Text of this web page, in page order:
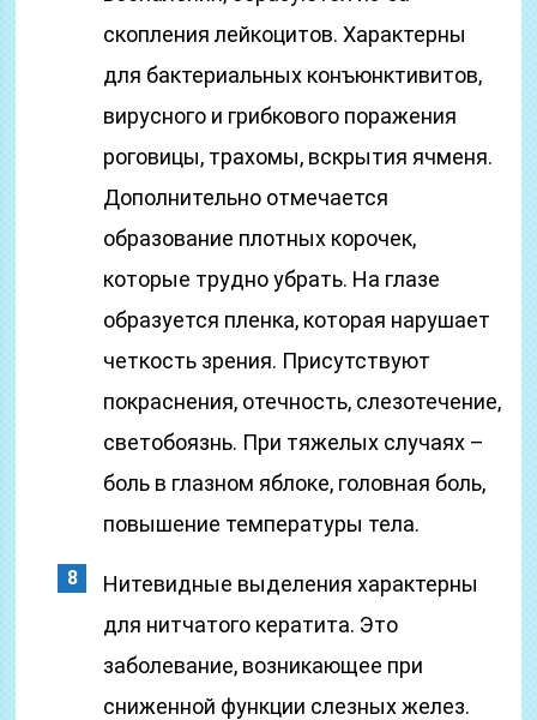
скопления лейкоцитов. Характерны
для бактериальных конъюнктивитов,
вирусного и грибкового поражения
роговицы, трахомы, вскрытия ячменя.
Дополнительно отмечается
образование плотных корочек,
которые трудно убрать. На глазе
образуется пленка, которая нарушает
четкость зрения. Присутствуют
покраснения, отечность, слезотечение,
светобоязнь. При тяжелых случаях –
боль в глазном яблоке, головная боль,
повышение температуры тела.
Нитевидные выделения характерны
для нитчатого кератита. Это
заболевание, возникающее при
сниженной функции слезных желез.